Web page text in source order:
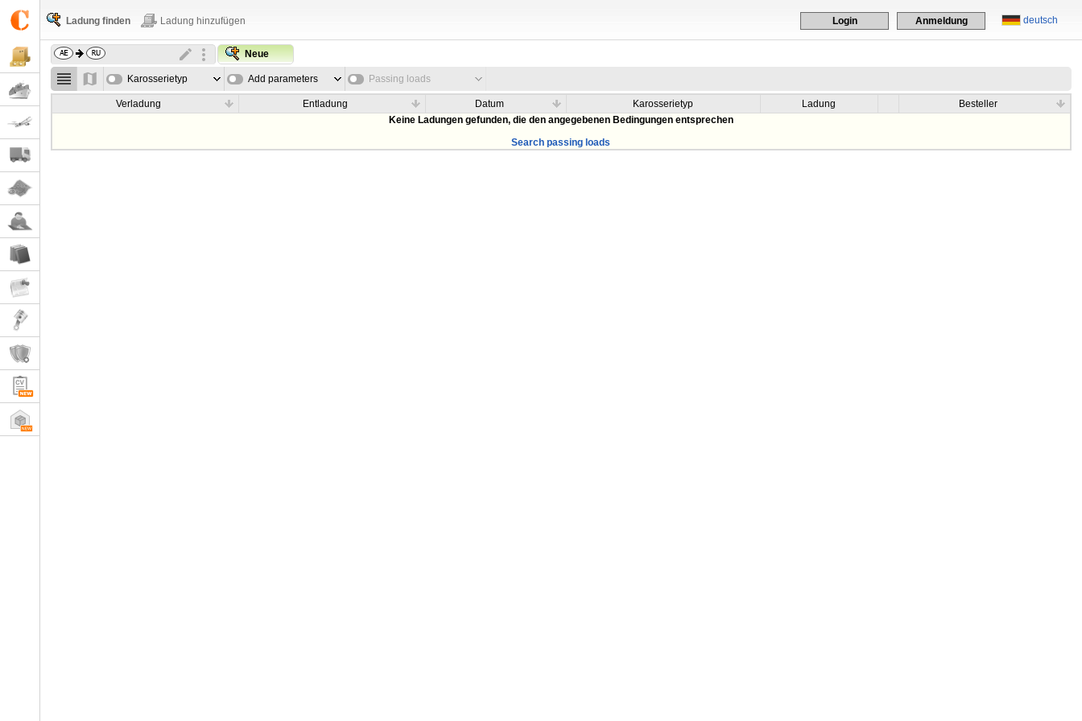
deutsch
Login Anmeldung
Ladung finden Ladung hinzufügen
Neue
Karosserietyp Add parameters Passing loads
Verladung Entladung Datum Karosserietyp Ladung
Besteller
Keine Ladungen gefunden, die den angegebenen Bedingungen entsprechen
Search passing loads